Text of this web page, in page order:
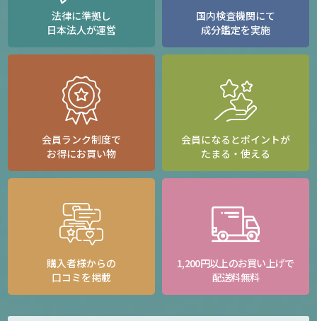
法律に準拠し
日本法人が運営
国内検査機関にて
成分鑑定を実施
会員ランク制度で
お得にお買い物
会員になるとポイントが
たまる・使える
購入者様からの
口コミを掲載
1,200円以上のお買い上げで
配送料無料